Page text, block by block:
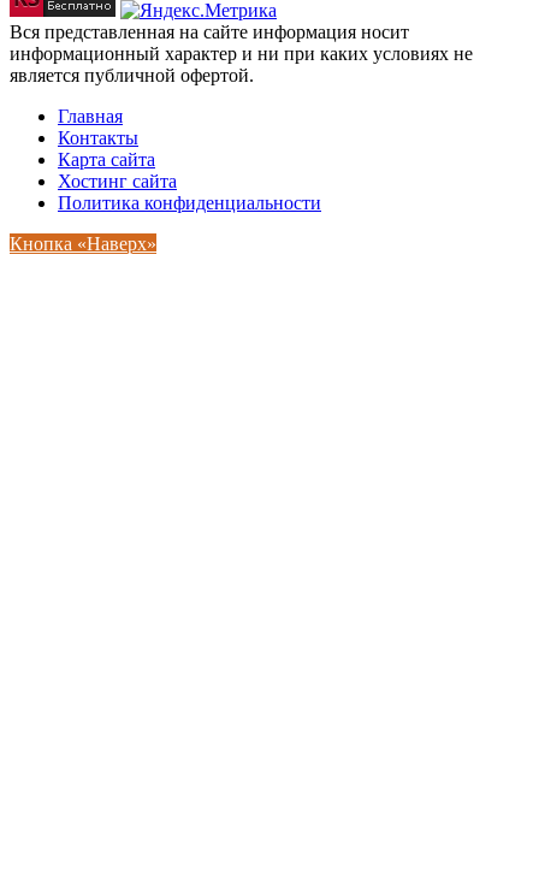
Вся представленная на сайте информация носит
информационный характер и ни при каких условиях не
является публичной офертой.
Главная
Контакты
Карта сайта
Хостинг сайта
Политика конфиденциальности
Кнопка «Наверх»